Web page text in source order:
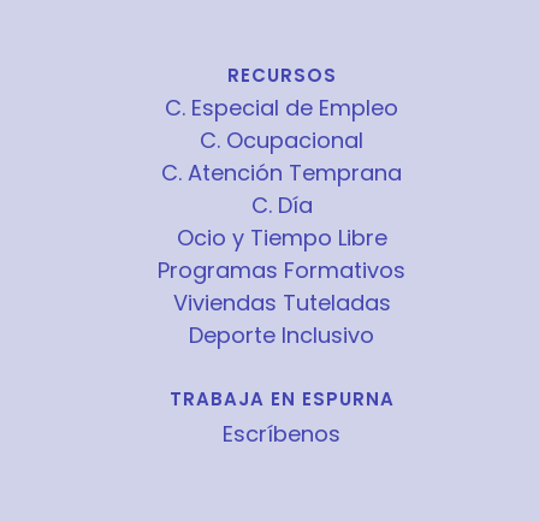
RECURSOS
C. Especial de Empleo
C. Ocupacional
C. Atención Temprana
C. Día
Ocio y Tiempo Libre
Programas Formativos
Viviendas Tuteladas
Deporte Inclusivo
TRABAJA EN ESPURNA
Escríbenos